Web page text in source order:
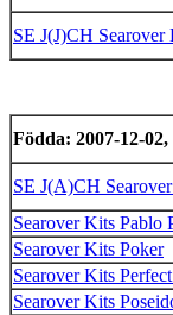
SE J(J)CH
Födda: 2007-12-
SE J(A)CH
Searover Kits Pablo
Searover Kits Poker
Searover Kits
Searover Kits